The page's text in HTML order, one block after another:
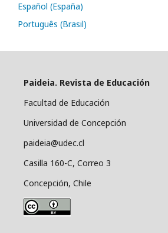
Español (España)
Português (Brasil)
Paideia. Revista de Educación
Facultad de Educación
Universidad de Concepción
paideia@udec.cl
Casilla 160-C, Correo 3
Concepción, Chile